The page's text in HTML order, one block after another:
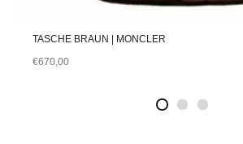
TASCHE BRAUN | MONCLER
€670,00